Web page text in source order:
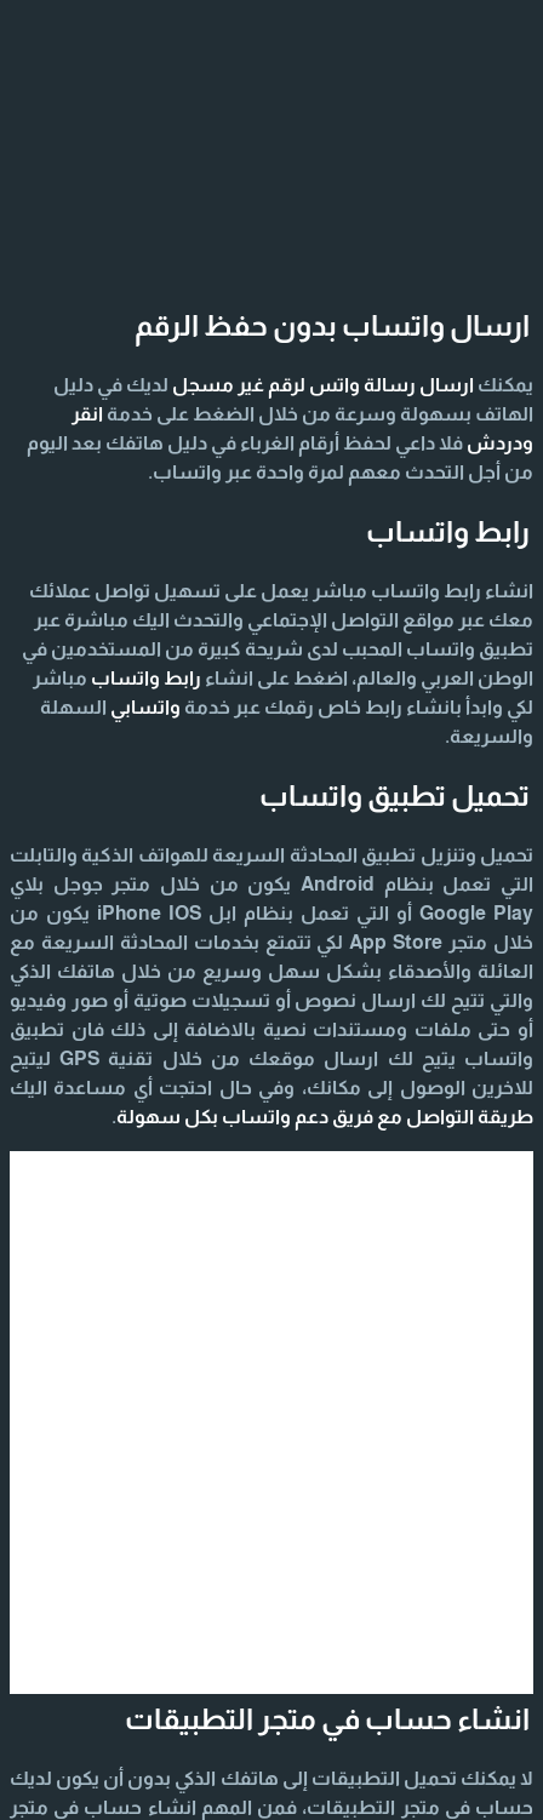
ارسال واتساب بدون حفظ الرقم
يمكنك ارسال رسالة واتس لرقم غير مسجل لديك في دليل
الهاتف بسهولة وسرعة من خلال الضغط على خدمة انقر
ودردش فلا داعي لحفظ أرقام الغرباء في دليل هاتفك بعد اليوم
من أجل التحدث معهم لمرة واحدة عبر واتساب.
رابط واتساب
انشاء رابط واتساب مباشر يعمل على تسهيل تواصل عملائك
معك عبر مواقع التواصل الإجتماعي والتحدث اليك مباشرة عبر
تطبيق واتساب المحبب لدى شريحة كبيرة من المستخدمين في
الوطن العربي والعالم، اضغط على انشاء رابط واتساب مباشر
لكي وابدأ بانشاء رابط خاص رقمك عبر خدمة واتسابي السهلة
والسريعة.
تحميل تطبيق واتساب
تحميل وتنزيل تطبيق المحادثة السريعة للهواتف الذكية والتابلت
التي تعمل بنظام Android يكون من خلال متجر جوجل بلاي
Google Play أو التي تعمل بنظام ابل iPhone IOS يكون من
خلال متجر App Store لكي تتمتع بخدمات المحادثة السريعة مع
العائلة والأصدقاء بشكل سهل وسريع من خلال هاتفك الذكي
والتي تتيح لك ارسال نصوص أو تسجيلات صوتية أو صور وفيديو
أو حتى ملفات ومستندات نصية بالاضافة إلى ذلك فان تطبيق
واتساب يتيح لك ارسال موقعك من خلال تقنية GPS ليتيح
للاخرين الوصول إلى مكانك، وفي حال احتجت أي مساعدة اليك
طريقة التواصل مع فريق دعم واتساب بكل سهولة.
انشاء حساب في متجر التطبيقات
لا يمكنك تحميل التطبيقات إلى هاتفك الذكي بدون أن يكون لديك
حساب في متجر التطبيقات، فمن المهم انشاء حساب في متجر